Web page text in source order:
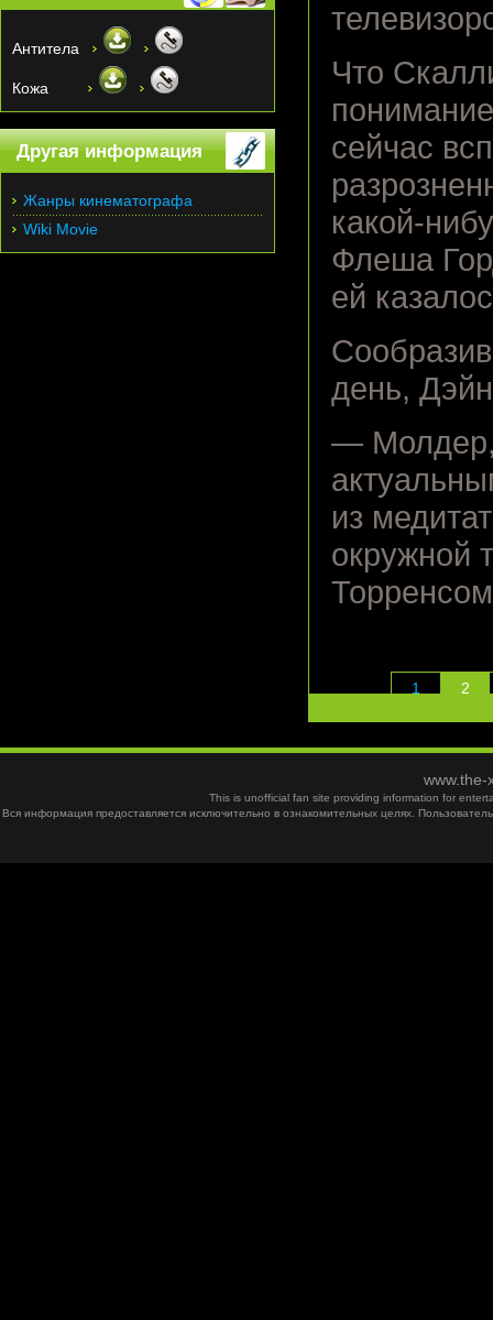
Что
сейчас
какой-
Флеша
ей
день,
— Молдер,
из
окружной
1 2
Антитела
Кожа
Другая информация
Жанры кинематографа
Wiki Movie
This is unofficial fan site providing information for
Вся информация предоставляется исключительно в ознакомительных целях.